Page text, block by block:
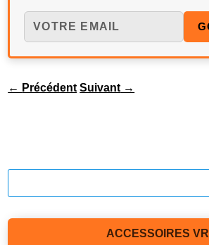
← Précédent Suivant →
ACCESSOIRES VR